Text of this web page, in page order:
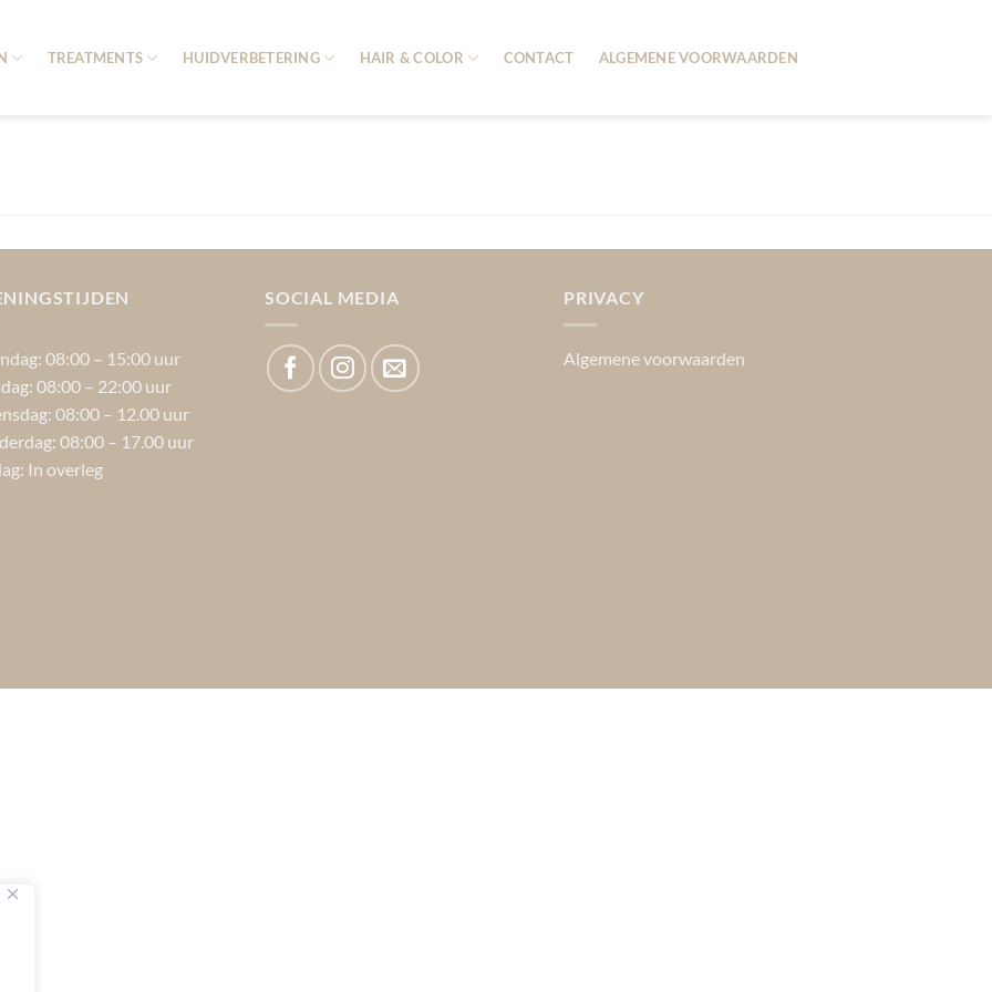
TREATMENTS HUIDVERBETERING HAIR & COLOR CONTACT ALGEMENE VOORWAARDEN
08:00 – 15:00 uur
08:00 – 22:00 uur
08:00 – 12.00 uur
08:00 – 17.00 uur
In overleg
SOCIAL MEDIA PRIVACY
Algemene voorwaarden